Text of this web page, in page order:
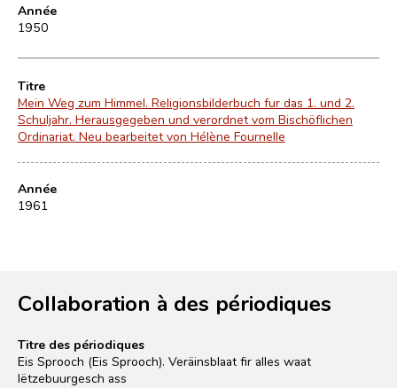
Année
1950
Titre
Mein Weg zum Himmel. Religionsbilderbuch fur das 1. und 2.
Schuljahr. Herausgegeben und verordnet vom Bischöflichen
Ordinariat. Neu bearbeitet von Hélène Fournelle
Année
1961
Collaboration à des périodiques
Titre des périodiques
Eis Sprooch (Eis Sprooch). Veräinsblaat fir alles waat
lëtzebuurgesch ass